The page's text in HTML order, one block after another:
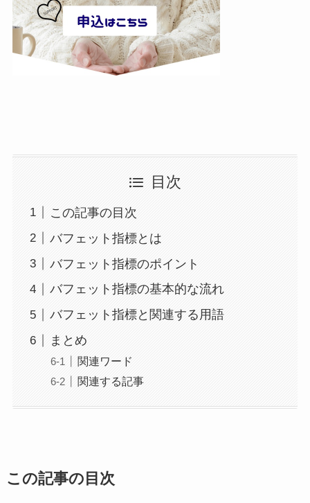
目次
この記事の目次
バフェット指標とは
バフェット指標のポイント
バフェット指標の基本的な流れ
バフェット指標と関連する用語
まとめ
関連ワード
関連する記事
この記事の目次